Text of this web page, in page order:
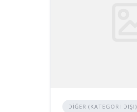
DIĞER (KATEGORI DIŞI)